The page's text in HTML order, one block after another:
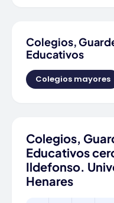
Colegios,
Educativos
Colegios mayores
Colegios,
Educativos
Ildefonso.
Henares